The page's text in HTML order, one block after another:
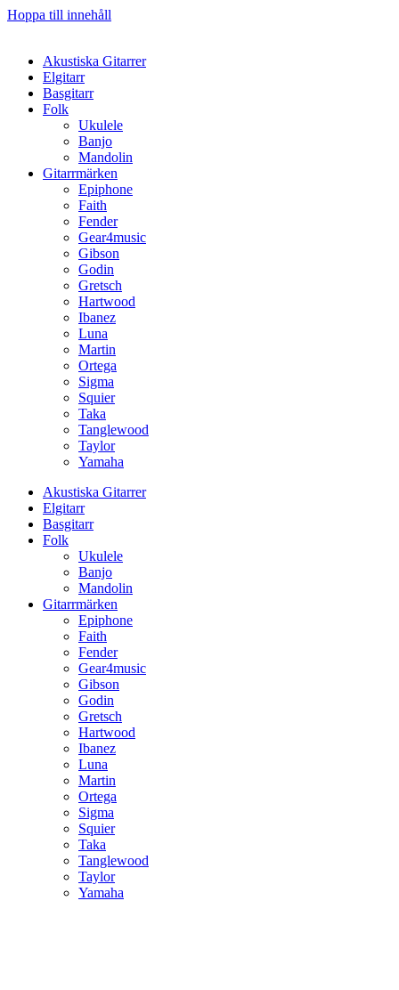
Hoppa till innehåll
Akustiska Gitarrer
Elgitarr
Basgitarr
Folk
Ukulele
Banjo
Mandolin
Gitarrmärken
Epiphone
Faith
Fender
Gear4music
Gibson
Godin
Gretsch
Hartwood
Ibanez
Luna
Martin
Ortega
Sigma
Squier
Taka
Tanglewood
Taylor
Yamaha
Akustiska Gitarrer
Elgitarr
Basgitarr
Folk
Ukulele
Banjo
Mandolin
Gitarrmärken
Epiphone
Faith
Fender
Gear4music
Gibson
Godin
Gretsch
Hartwood
Ibanez
Luna
Martin
Ortega
Sigma
Squier
Taka
Tanglewood
Taylor
Yamaha